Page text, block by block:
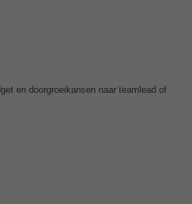
en doorgroeikansen naar teamlead of